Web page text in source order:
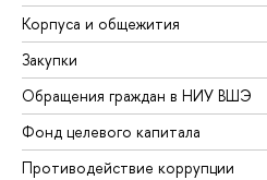
Корпуса и общежития
Закупки
Обращения граждан в НИУ ВШЭ
Фонд целевого капитала
Противодействие коррупции